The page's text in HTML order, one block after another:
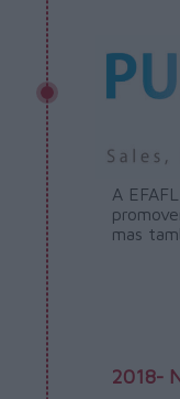
A
mas
2018-